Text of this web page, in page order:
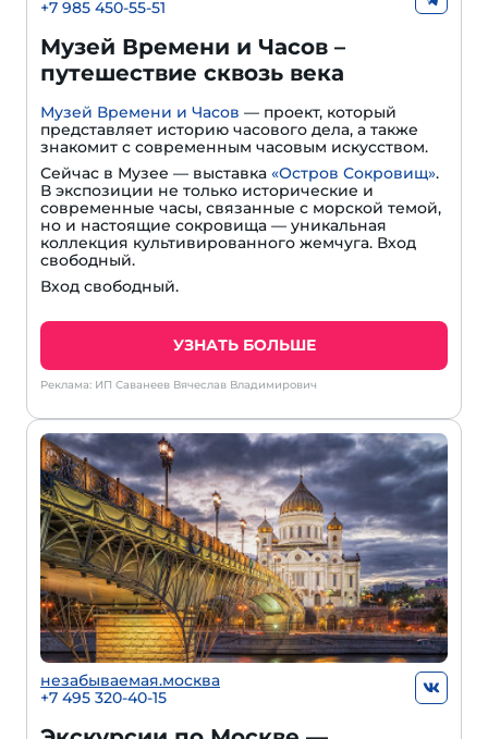
+7 985 450-55-51
Музей Времени и Часов –
путешествие сквозь века
Музей Времени и Часов — проект, который
представляет историю часового дела, а также
знакомит с современным часовым искусством.
Сейчас в Музее — выставка «Остров Сокровищ».
В экспозиции не только исторические и
современные часы, связанные с морской темой,
но и настоящие сокровища — уникальная
коллекция культивированного жемчуга. Вход
свободный.
Вход свободный.
УЗНАТЬ БОЛЬШЕ
Реклама: ИП Саванеев Вячеслав Владимирович
незабываемая.москва
+7 495 320-40-15